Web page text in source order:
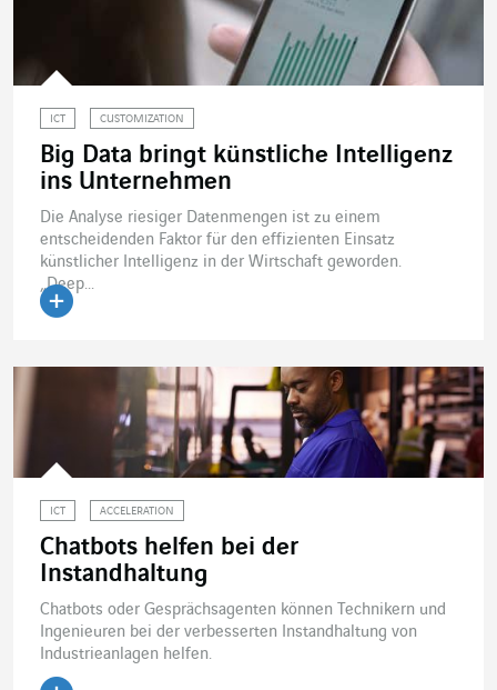
ICT CUSTOMIZATION
Big Data bringt künstliche Intelligenz
ins Unternehmen
Die Analyse riesiger Datenmengen ist zu einem
entscheidenden Faktor für den effizienten Einsatz
künstlicher Intelligenz in der Wirtschaft geworden.
„Deep...
ICT ACCELERATION
Chatbots helfen bei der
Instandhaltung
Chatbots oder Gesprächsagenten können Technikern und
Ingenieuren bei der verbesserten Instandhaltung von
Industrieanlagen helfen.